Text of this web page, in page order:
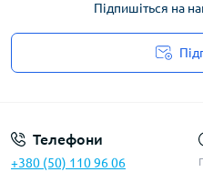
Підпишіться на
Телефони
+380 (50) 110 96 06